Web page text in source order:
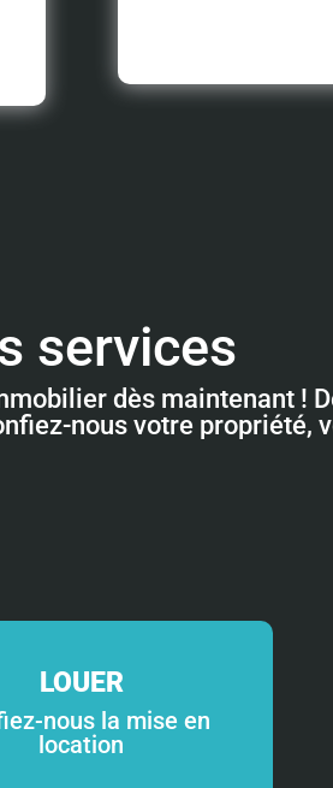
services
dès maintenant !
nous votre propriété,
LOUER
nous la mise en
location